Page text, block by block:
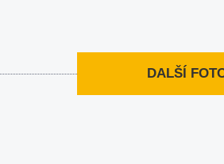
DALŠÍ